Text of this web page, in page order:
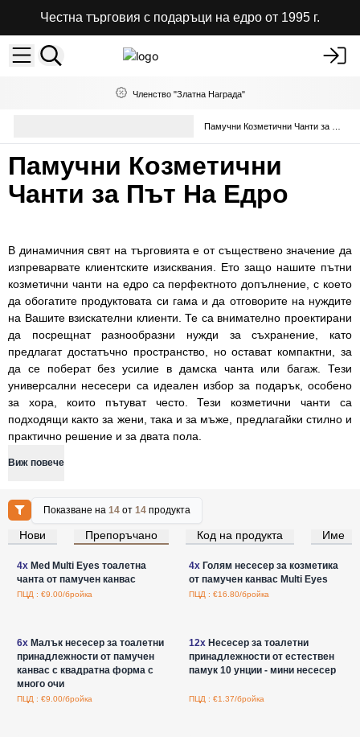
Честна търговия с подаръци на едро от 1995 г.
Членство "Златна Награда"
Памучни Козметични
Чанти за Път На Едро
В динамичния свят на търговията е от съществено значение да
изпреварвате клиентските изисквания. Ето защо нашите пътни
козметични чанти на едро са перфектното допълнение, с което
да обогатите продуктовата си гама и да отговорите на нуждите
на Вашите взискателни клиенти. Те са внимателно проектирани
да посрещнат разнообразни нужди за съхранение, като
предлагат достатъчно пространство, но остават компактни, за
да се поберат без усилие в дамска чанта или багаж. Тези
универсални несесери са идеален избор за подарък, особено
за хора, които пътуват често. Тези козметични чанти са
подходящи както за жени, така и за мъже, предлагайки стилно и
практично решение и за двата пола.
Виж повече
Показване на14 от14 продукта
Нови Препоръчано Код на продукта Име
Влезте за цени на едро
4xMed Multi Eyes тоалетна
чанта от памучен канвас
ПЦД : €9.00/бройка
Влезте за цени на едро
4xГолям несесер за козметика
от памучен канвас Multi Eyes
ПЦД : €16.80/бройка
6xМалък несесер за тоалетни
принадлежности от памучен
канвас с квадратна форма с
много очи
ПЦД : €9.00/бройка
12xНесесер за тоалетни
принадлежности от естествен
памук 10 унции - мини несесер
ПЦД : €1.37/бройка